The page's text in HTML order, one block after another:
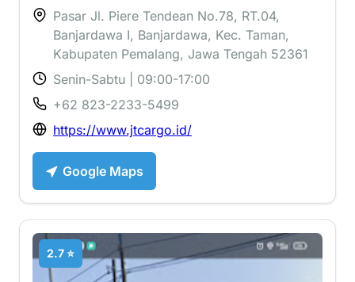
Pasar Jl. Piere Tendean No.78, RT.04,
Banjardawa I, Banjardawa, Kec. Taman,
Kabupaten Pemalang, Jawa Tengah 52361
Senin-Sabtu | 09:00-17:00
+62 823-2233-5499
https://www.jtcargo.id/
Google Maps
2.7 ⭐